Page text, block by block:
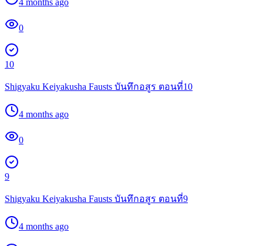
0
10
Shigyaku Keiyakusha Fausts บันทึกอสูร ตอนที่10
4 months ago
0
9
Shigyaku Keiyakusha Fausts บันทึกอสูร ตอนที่9
4 months ago